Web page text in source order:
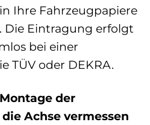
Ihre Fahrzeugpapiere
Die Eintragung erfolgt
bei einer
TÜV oder DEKRA.
der
Achse vermessen